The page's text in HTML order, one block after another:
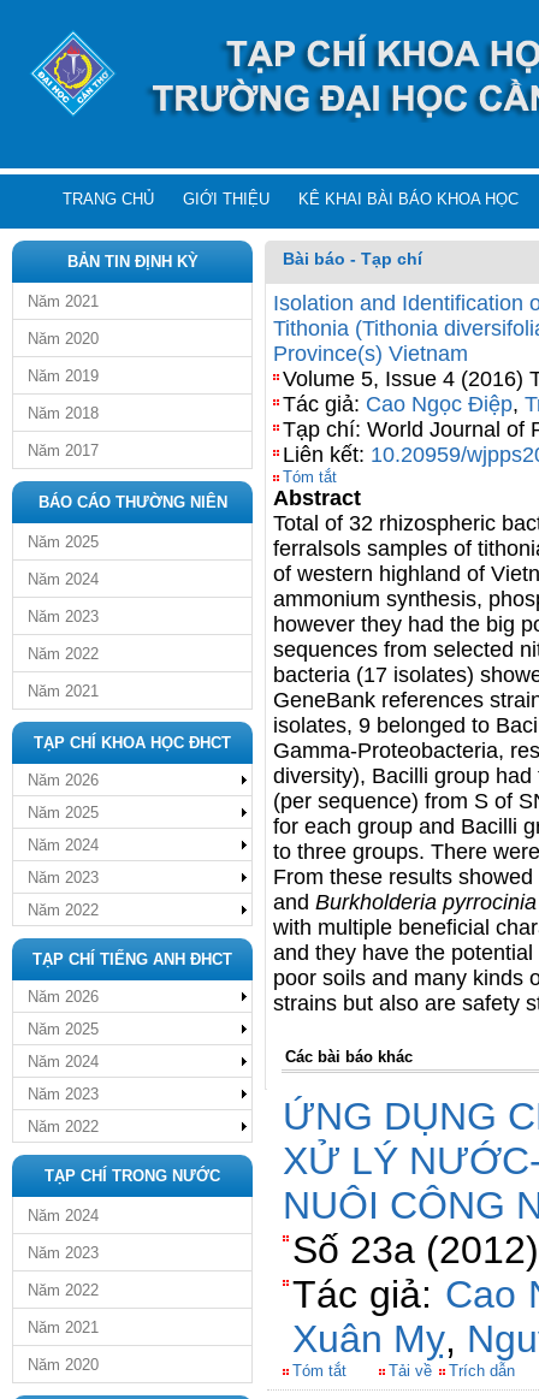
TRANG CHỦ GIỚI THIỆU KÊ KHAI BÀI BÁO KHOA HỌC
BẢN TIN ĐỊNH KỲ
Năm 2021
Năm 2020
Năm 2019
Năm 2018
Năm 2017
BÁO CÁO THƯỜNG NIÊN
Năm 2025
Năm 2024
Năm 2023
Năm 2022
Năm 2021
TẠP CHÍ KHOA HỌC ĐHCT
Năm 2026
Năm 2025
Năm 2024
Năm 2023
Năm 2022
TẠP CHÍ TIẾNG ANH ĐHCT
Năm 2026
Năm 2025
Năm 2024
Năm 2023
Năm 2022
TẠP CHÍ TRONG NƯỚC
Năm 2024
Năm 2023
Năm 2022
Năm 2021
Năm 2020
Bài báo - Tạp chí
Isolation and Identification
Tithonia (Tithonia
Province(s) Vietnam
Volume 5, Issue 4 (2016)
Tác giả: Cao Ngọc Điệp,
Tạp chí: World Journal of
Liên kết: 10.20959/
Tóm tắt
Abstract
Total of 32 rhizospheric
ferralsols samples of
of western highland of
ammonium synthesis,
however they had the big
sequences from selected
bacteria (17 isolates)
GeneBank references
isolates, 9 belonged to
Gamma-Proteobacteria,
diversity), Bacilli group
(per sequence) from S of
for each group and Bacilli
to three groups. There
From these results
and Burkholderia
with multiple beneficial
and they have the
poor soils and many kinds
strains but also are safety
Các bài báo khác
ỨNG DỤNG
XỬ LÝ
NUÔI CÔNG
Số 23a
Tác giả: Cao
Xuân Mỵ,
Tóm tắt Tải về Trích dẫn